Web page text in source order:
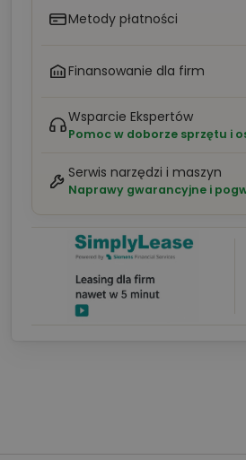
Metody płatności
Finansowanie dla firm
Wsparcie Ekspertów
Pomoc w doborze sprzętu i
Serwis narzędzi i maszyn
Naprawy gwarancyjne i